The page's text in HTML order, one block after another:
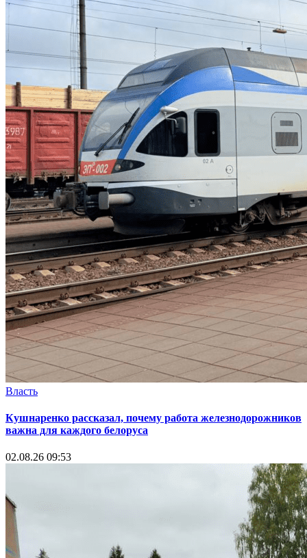
Власть
Кушнаренко рассказал, почему работа железнодорожников
важна для каждого белоруса
02.08.26 09:53